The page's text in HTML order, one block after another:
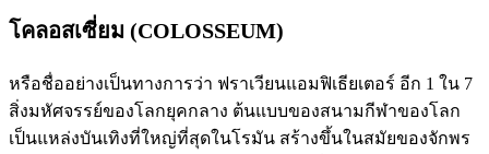
โคลอสเซี่ยม (COLOSSEUM)
หรือชื่ออย่างเป็นทางการว่า ฟราเวียนแอมฟิเธียเตอร์ อีก 1 ใน 7
สิ่งมหัศจรรย์ของโลกยุคกลาง ต้นแบบของสนามกีฬาของโลก
เป็นแหล่งบันเทิงที่ใหญ่ที่สุดในโรมัน สร้างขึ้นในสมัยของจักพร